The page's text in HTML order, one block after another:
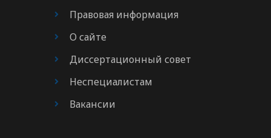
Правовая информация
О сайте
Диссертационный совет
Неспециалистам
Вакансии